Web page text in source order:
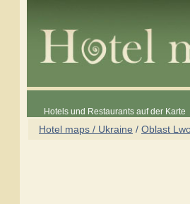
Hotels und Restaurants auf der Karte
Hotel maps / Ukraine / Oblast